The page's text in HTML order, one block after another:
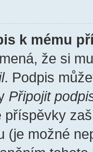
k mému
že si
. Podpis
Připojit
příspěvky
(je možné